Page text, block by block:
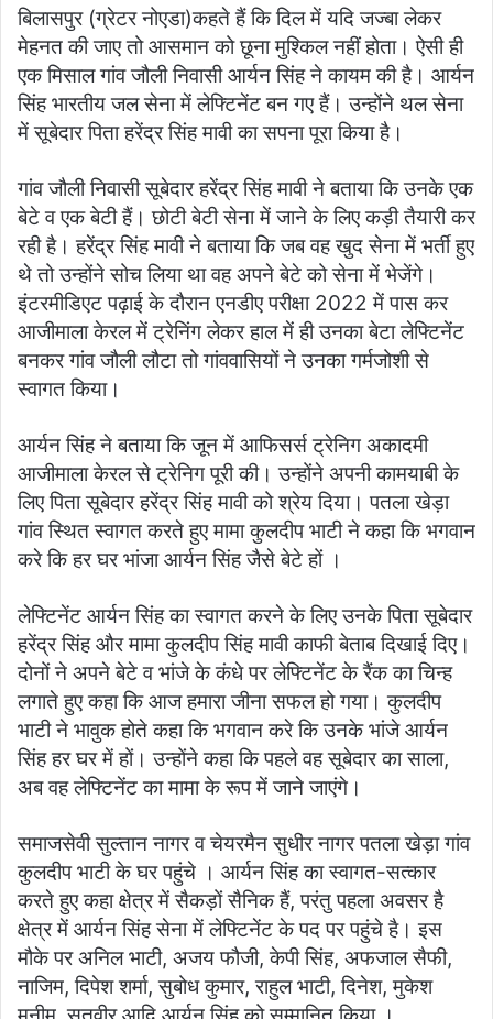
बिलासपुर (ग्रेटर नोएडा)कहते हैं कि दिल में यदि जज्बा लेकर
मेहनत की जाए तो आसमान को छूना मुश्किल नहीं होता। ऐसी ही
एक मिसाल गांव जौली निवासी आर्यन सिंह ने कायम की है। आर्यन
सिंह भारतीय जल सेना में लेफ्टिनेंट बन गए हैं। उन्होंने थल सेना
में सूबेदार पिता हरेंद्र सिंह मावी का सपना पूरा किया है।
गांव जौली निवासी सूबेदार हरेंद्र सिंह मावी ने बताया कि उनके एक
बेटे व एक बेटी हैं। छोटी बेटी सेना में जाने के लिए कड़ी तैयारी कर
रही है। हरेंद्र सिंह मावी ने बताया कि जब वह खुद सेना में भर्ती हुए
थे तो उन्होंने सोच लिया था वह अपने बेटे को सेना में भेजेंगे।
इंटरमीडिएट पढ़ाई के दौरान एनडीए परीक्षा 2022 में पास कर
आजीमाला केरल में ट्रेनिंग लेकर हाल में ही उनका बेटा लेफ्टिनेंट
बनकर गांव जौली लौटा तो गांववासियों ने उनका गर्मजोशी से
स्वागत किया।
आर्यन सिंह ने बताया कि जून में आफिसर्स ट्रेनिग अकादमी
आजीमाला केरल से ट्रेनिग पूरी की। उन्होंने अपनी कामयाबी के
लिए पिता सूबेदार हरेंद्र सिंह मावी को श्रेय दिया। पतला खेड़ा
गांव स्थित स्वागत करते हुए मामा कुलदीप भाटी ने कहा कि भगवान
करे कि हर घर भांजा आर्यन सिंह जैसे बेटे हों ।
लेफ्टिनेंट आर्यन सिंह का स्वागत करने के लिए उनके पिता सूबेदार
हरेंद्र सिंह और मामा कुलदीप सिंह मावी काफी बेताब दिखाई दिए।
दोनों ने अपने बेटे व भांजे के कंधे पर लेफ्टिनेंट के रैंक का चिन्ह
लगाते हुए कहा कि आज हमारा जीना सफल हो गया। कुलदीप
भाटी ने भावुक होते कहा कि भगवान करे कि उनके भांजे आर्यन
सिंह हर घर में हों। उन्होंने कहा कि पहले वह सूबेदार का साला,
अब वह लेफ्टिनेंट का मामा के रूप में जाने जाएंगे।
समाजसेवी सुल्तान नागर व चेयरमैन सुधीर नागर पतला खेड़ा गांव
कुलदीप भाटी के घर पहुंचे । आर्यन सिंह का स्वागत-सत्कार
करते हुए कहा क्षेत्र में सैकड़ों सैनिक हैं, परंतु पहला अवसर है
क्षेत्र में आर्यन सिंह सेना में लेफ्टिनेंट के पद पर पहुंचे है। इस
मौके पर अनिल भाटी, अजय फौजी, केपी सिंह, अफजाल सैफी,
नाजिम, दिपेश शर्मा, सुबोध कुमार, राहुल भाटी, दिनेश, मुकेश